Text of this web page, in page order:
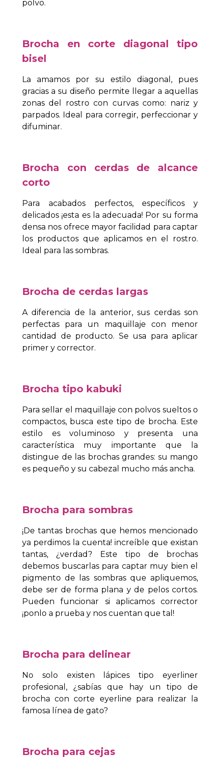
polvo.
Brocha en corte diagonal tipo
bisel
La amamos por su estilo diagonal, pues
gracias a su diseño permite llegar a aquellas
zonas del rostro con curvas como: nariz y
parpados. Ideal para corregir, perfeccionar y
difuminar.
Brocha con cerdas de alcance
corto
Para acabados perfectos, específicos y
delicados ¡esta es la adecuada! Por su forma
densa nos ofrece mayor facilidad para captar
los productos que aplicamos en el rostro.
Ideal para las sombras.
Brocha de cerdas largas
A diferencia de la anterior, sus cerdas son
perfectas para un maquillaje con menor
cantidad de producto. Se usa para aplicar
primer y corrector.
Brocha tipo kabuki
Para sellar el maquillaje con polvos sueltos o
compactos, busca este tipo de brocha. Este
estilo es voluminoso y presenta una
característica muy importante que la
distingue de las brochas grandes: su mango
es pequeño y su cabezal mucho más ancha.
Brocha para sombras
¡De tantas brochas que hemos mencionado
ya perdimos la cuenta! increíble que existan
tantas, ¿verdad? Este tipo de brochas
debemos buscarlas para captar muy bien el
pigmento de las sombras que apliquemos,
debe ser de forma plana y de pelos cortos.
Pueden funcionar si aplicamos corrector
¡ponlo a prueba y nos cuentan que tal!
Brocha para delinear
No solo existen lápices tipo eyerliner
profesional, ¿sabías que hay un tipo de
brocha con corte eyerline para realizar la
famosa línea de gato?
Brocha para cejas